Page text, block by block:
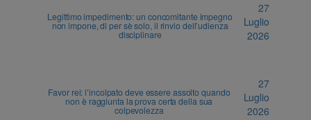
Legittimo impedimento: un concomitante impegno
non impone, di per sè solo, il rinvio dell’udienza
disciplinare
27
Luglio
2026
Favor rei: l’incolpato deve essere assolto quando
non è raggiunta la prova certa della sua
colpevolezza
27
Luglio
2026